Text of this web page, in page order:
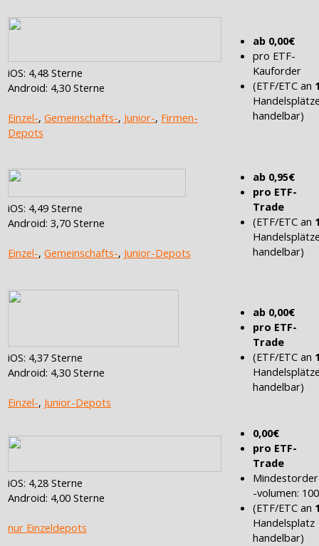
iOS: 4,48 Sterne
Android: 4,30 Sterne
Einzel-, Gemeinschafts-, Junior-, Firmen-
Depots
ab 0,00€
pro ETF-
Kauforder
(ETF/ETC an
handelbar)
iOS: 4,49 Sterne
Android: 3,70 Sterne
Einzel-, Gemeinschafts-, Junior-Depots
ab 0,95€
pro ETF-
Trade
(ETF/ETC an
handelbar)
iOS: 4,37 Sterne
Android: 4,30 Sterne
Einzel-, Junior-Depots
ab 0,00€
pro ETF-
Trade
(ETF/ETC an
handelbar)
iOS: 4,28 Sterne
Android: 4,00 Sterne
nur Einzeldepots
0,00€
pro ETF-
Trade
Mindestorder
-volumen:
(ETF/ETC an
Handelsplatz
handelbar)